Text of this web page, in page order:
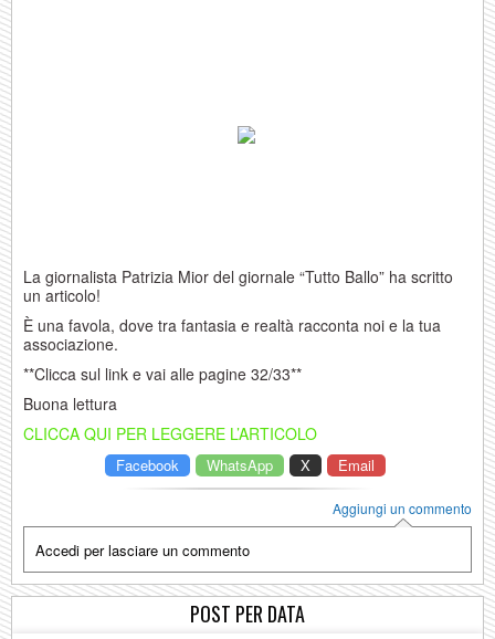
La giornalista Patrizia Mior del giornale “Tutto Ballo” ha scritto
un articolo!
È una favola, dove tra fantasia e realtà racconta noi e la tua
associazione.
**Clicca sul link e vai alle pagine 32/33**
Buona lettura
CLICCA QUI PER LEGGERE L’ARTICOLO
Facebook WhatsApp X Email
Aggiungi un commento
Accedi per lasciare un commento
POST PER DATA